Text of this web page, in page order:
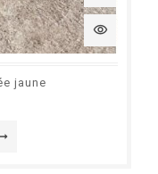
visibility
jaune